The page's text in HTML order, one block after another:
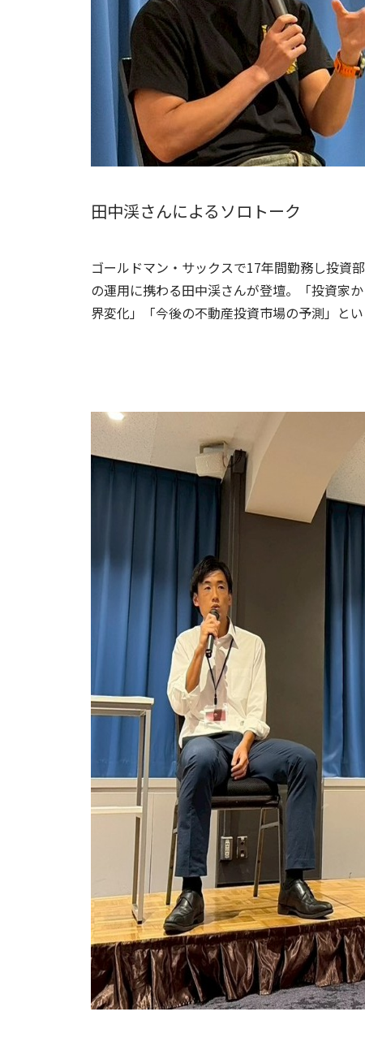
田中渓さんによるソロトーク
ゴールドマン・サックスで17年間勤務し投資
の運用に携わる田中渓さんが登壇。「投資家
界変化」「今後の不動産投資市場の予測」と